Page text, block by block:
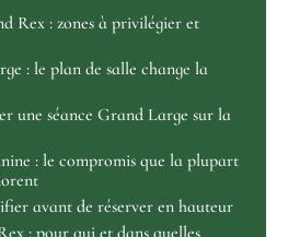
Rex : zones à privilégier et
: le plan de salle change la
une séance Grand Large sur la
: le compromis que la plupart
avant de réserver en hauteur
: pour qui et dans quelles